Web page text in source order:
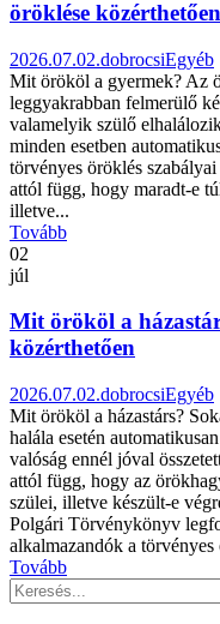
öröklése közérthetően
2026.07.02.dobrocsiEgyéb
Mit örököl a gyermek? Az
leggyakrabban felmerülő
valamelyik szülő
minden esetben
törvényes öröklés
attól függ, hogy maradt-e
illetve...
Tovább
02
júl
Mit örököl a
közérthetően
2026.07.02.dobrocsiEgyéb
Mit örököl a házastárs?
halála esetén
valóság ennél jóval
attól függ, hogy az
szülei, illetve készült-e
Polgári Törvénykönyv
alkalmazandók a
Tovább